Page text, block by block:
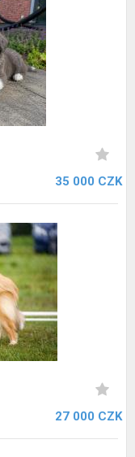
35 000 CZK
27 000 CZK